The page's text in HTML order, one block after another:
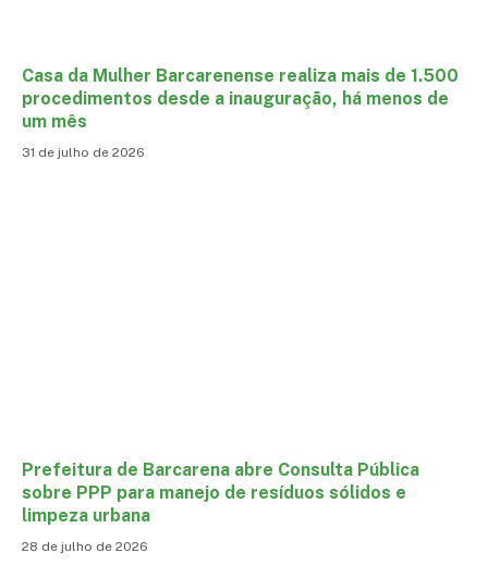
Casa da Mulher Barcarenense realiza mais de 1.500
procedimentos desde a inauguração, há menos de
um mês
31 de julho de 2026
Prefeitura de Barcarena abre Consulta Pública
sobre PPP para manejo de resíduos sólidos e
limpeza urbana
28 de julho de 2026